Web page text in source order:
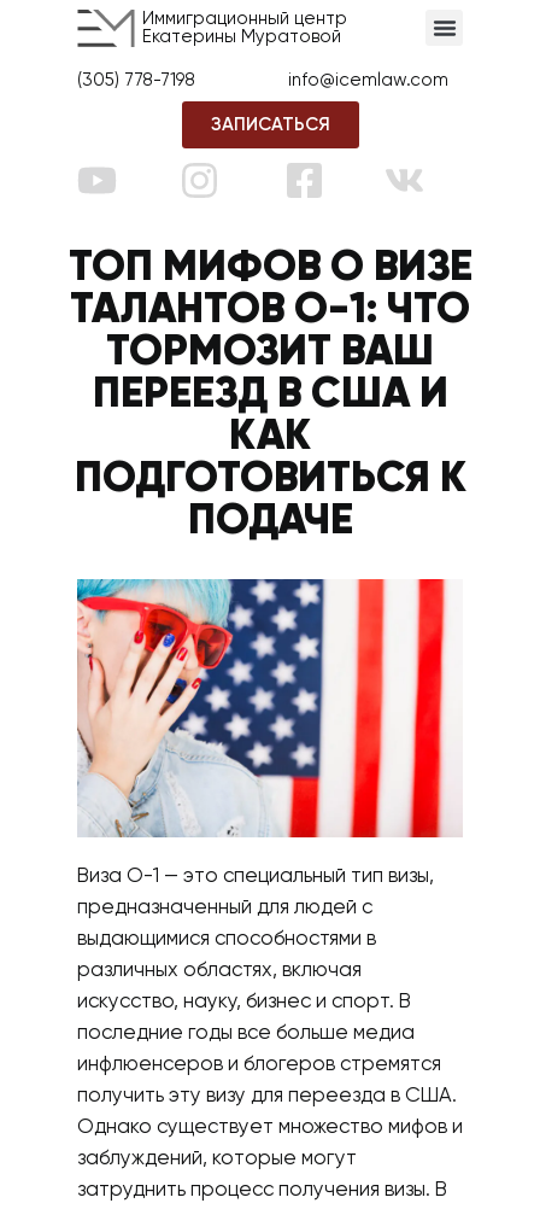
Иммиграционный центр
Екатерины Муратовой
(305) 778-7198 info@icemlaw.com
ЗАПИСАТЬСЯ
ТОП МИФОВ О ВИЗЕ
ТАЛАНТОВ О-1: ЧТО
ТОРМОЗИТ ВАШ
ПЕРЕЕЗД В США И
КАК
ПОДГОТОВИТЬСЯ К
ПОДАЧЕ
Виза О-1 — это специальный тип визы,
предназначенный для людей с
выдающимися способностями в
различных областях, включая
искусство, науку, бизнес и спорт. В
последние годы все больше медиа
инфлюенсеров и блогеров стремятся
получить эту визу для переезда в США.
Однако существует множество мифов и
заблуждений, которые могут
затруднить процесс получения визы. В